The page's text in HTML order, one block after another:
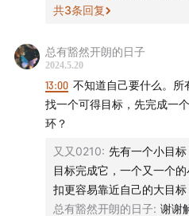
🎙️ 欢迎添加微信qamaster33
取闭门直播资讯，请添加微信
注与参与！
在本期对谈中，将聊到下边的
怎样才能找到自己的热爱，
要如何管理时间，处理好多
婚恋焦虑怎样去缓解？
共3条回复
总有豁然开朗的日子
2024.5.20
13:00 不知道自己要什么。所
找一个可得目标，先完成一
环？
又又0210: 先有一个小目
目标完成它，一个又一个
扣更容易靠近自己的大目标
总有豁然开朗的日子: 谢谢